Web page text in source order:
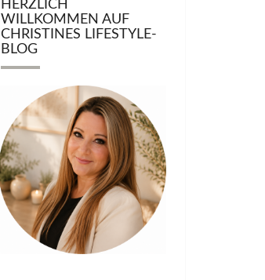
HERZLICH
WILLKOMMEN AUF
CHRISTINES LIFESTYLE-
BLOG